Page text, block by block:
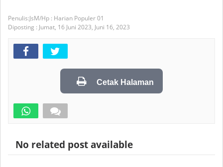
JsM/Hp : Harian Populer 01
Diposting : Jumat, 16 Juni 2023, Juni 16, 2023
Cetak Halaman
No related post available